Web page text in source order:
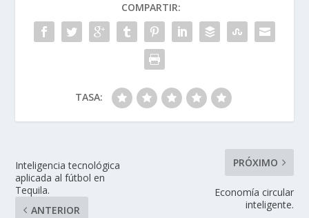
COMPARTIR:
TASA:
Inteligencia tecnológica
aplicada al fútbol en
Tequila.
ANTERIOR
PRÓXIMO
Economía circular
inteligente.